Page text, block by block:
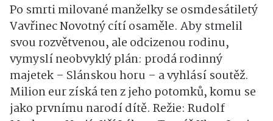
Po smrti milované manželky se osmdesátiletý
Vavřinec Novotný cítí osaměle. Aby stmelil
svou rozvětvenou, ale odcizenou rodinu,
vymyslí neobvyklý plán: prodá rodinný
majetek – Slánskou horu – a vyhlásí soutěž.
Milion eur získá ten z jeho potomků, komu se
jako prvnímu narodí dítě. Režie: Rudolf